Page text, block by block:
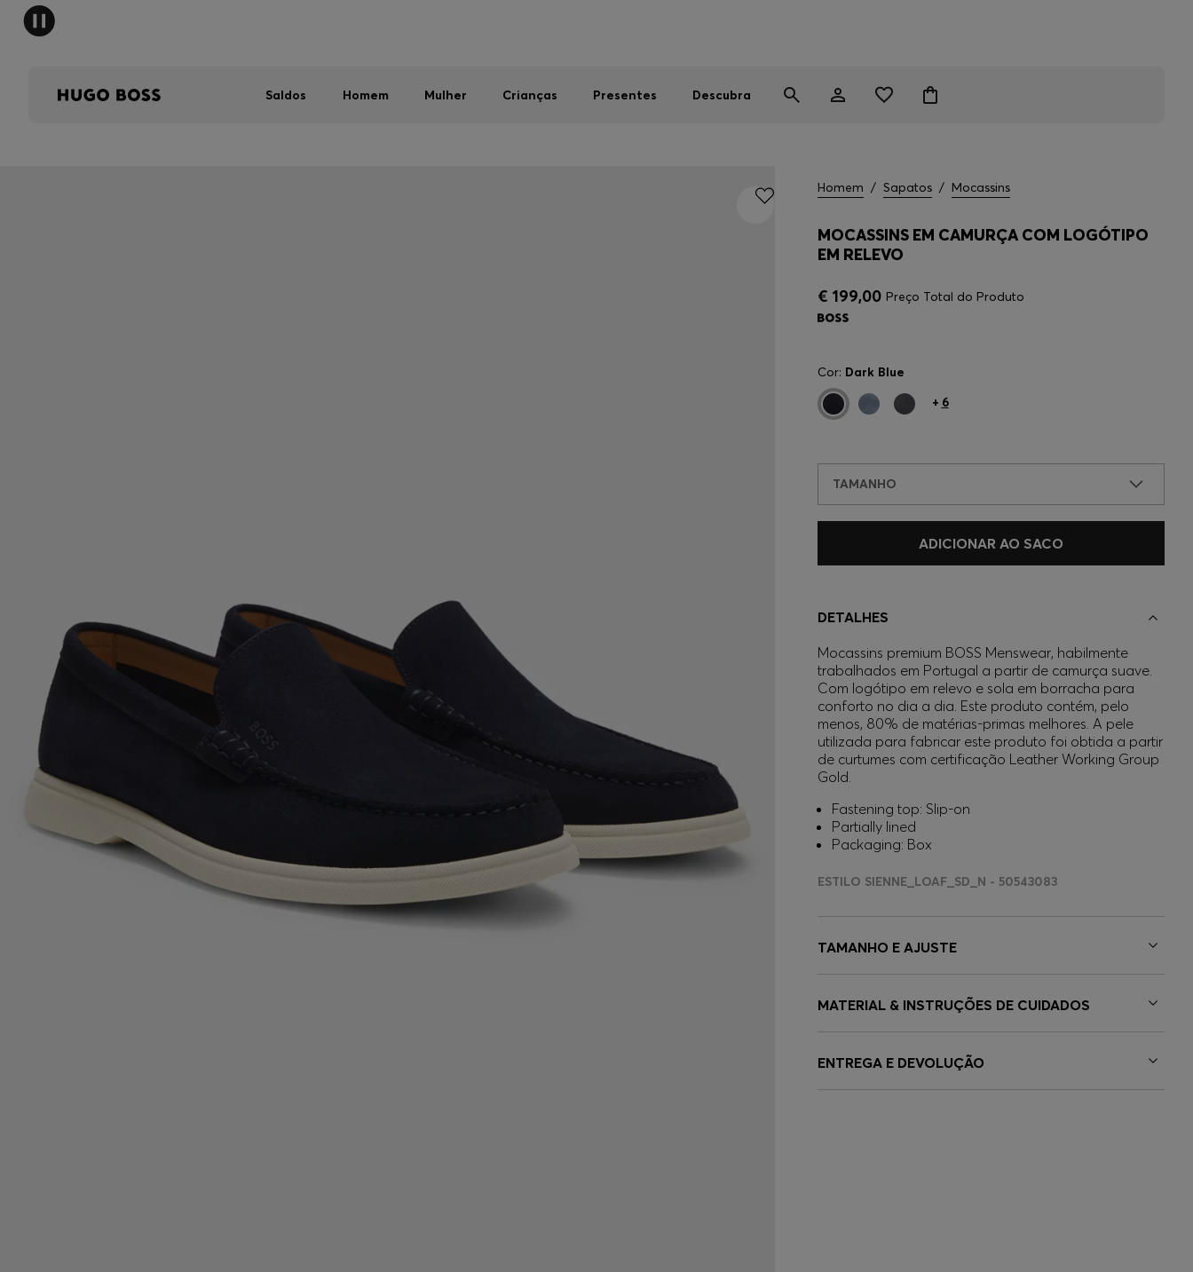
Saldos Homem Mulher Crianças Presentes Descubra
Homem / Sapatos / Mocassins
MOCASSINS EM CAMURÇA COM LOGÓTIPO
EM RELEVO
€ 199,00 Preço Total do Produto
Cor: Dark Blue
+ 6
TAMANHO
ADICIONAR AO SACO
DETALHES
Mocassins premium BOSS Menswear, habilmente
trabalhados em Portugal a partir de camurça suave.
Com logótipo em relevo e sola em borracha para
conforto no dia a dia. Este produto contém, pelo
menos, 80% de matérias-primas melhores. A pele
utilizada para fabricar este produto foi obtida a partir
de curtumes com certificação Leather Working Group
Gold.
Fastening top: Slip-on
Partially lined
Packaging: Box
ESTILO SIENNE_LOAF_SD_N - 50543083
TAMANHO E AJUSTE
MATERIAL & INSTRUÇÕES DE CUIDADOS
ENTREGA E DEVOLUÇÃO